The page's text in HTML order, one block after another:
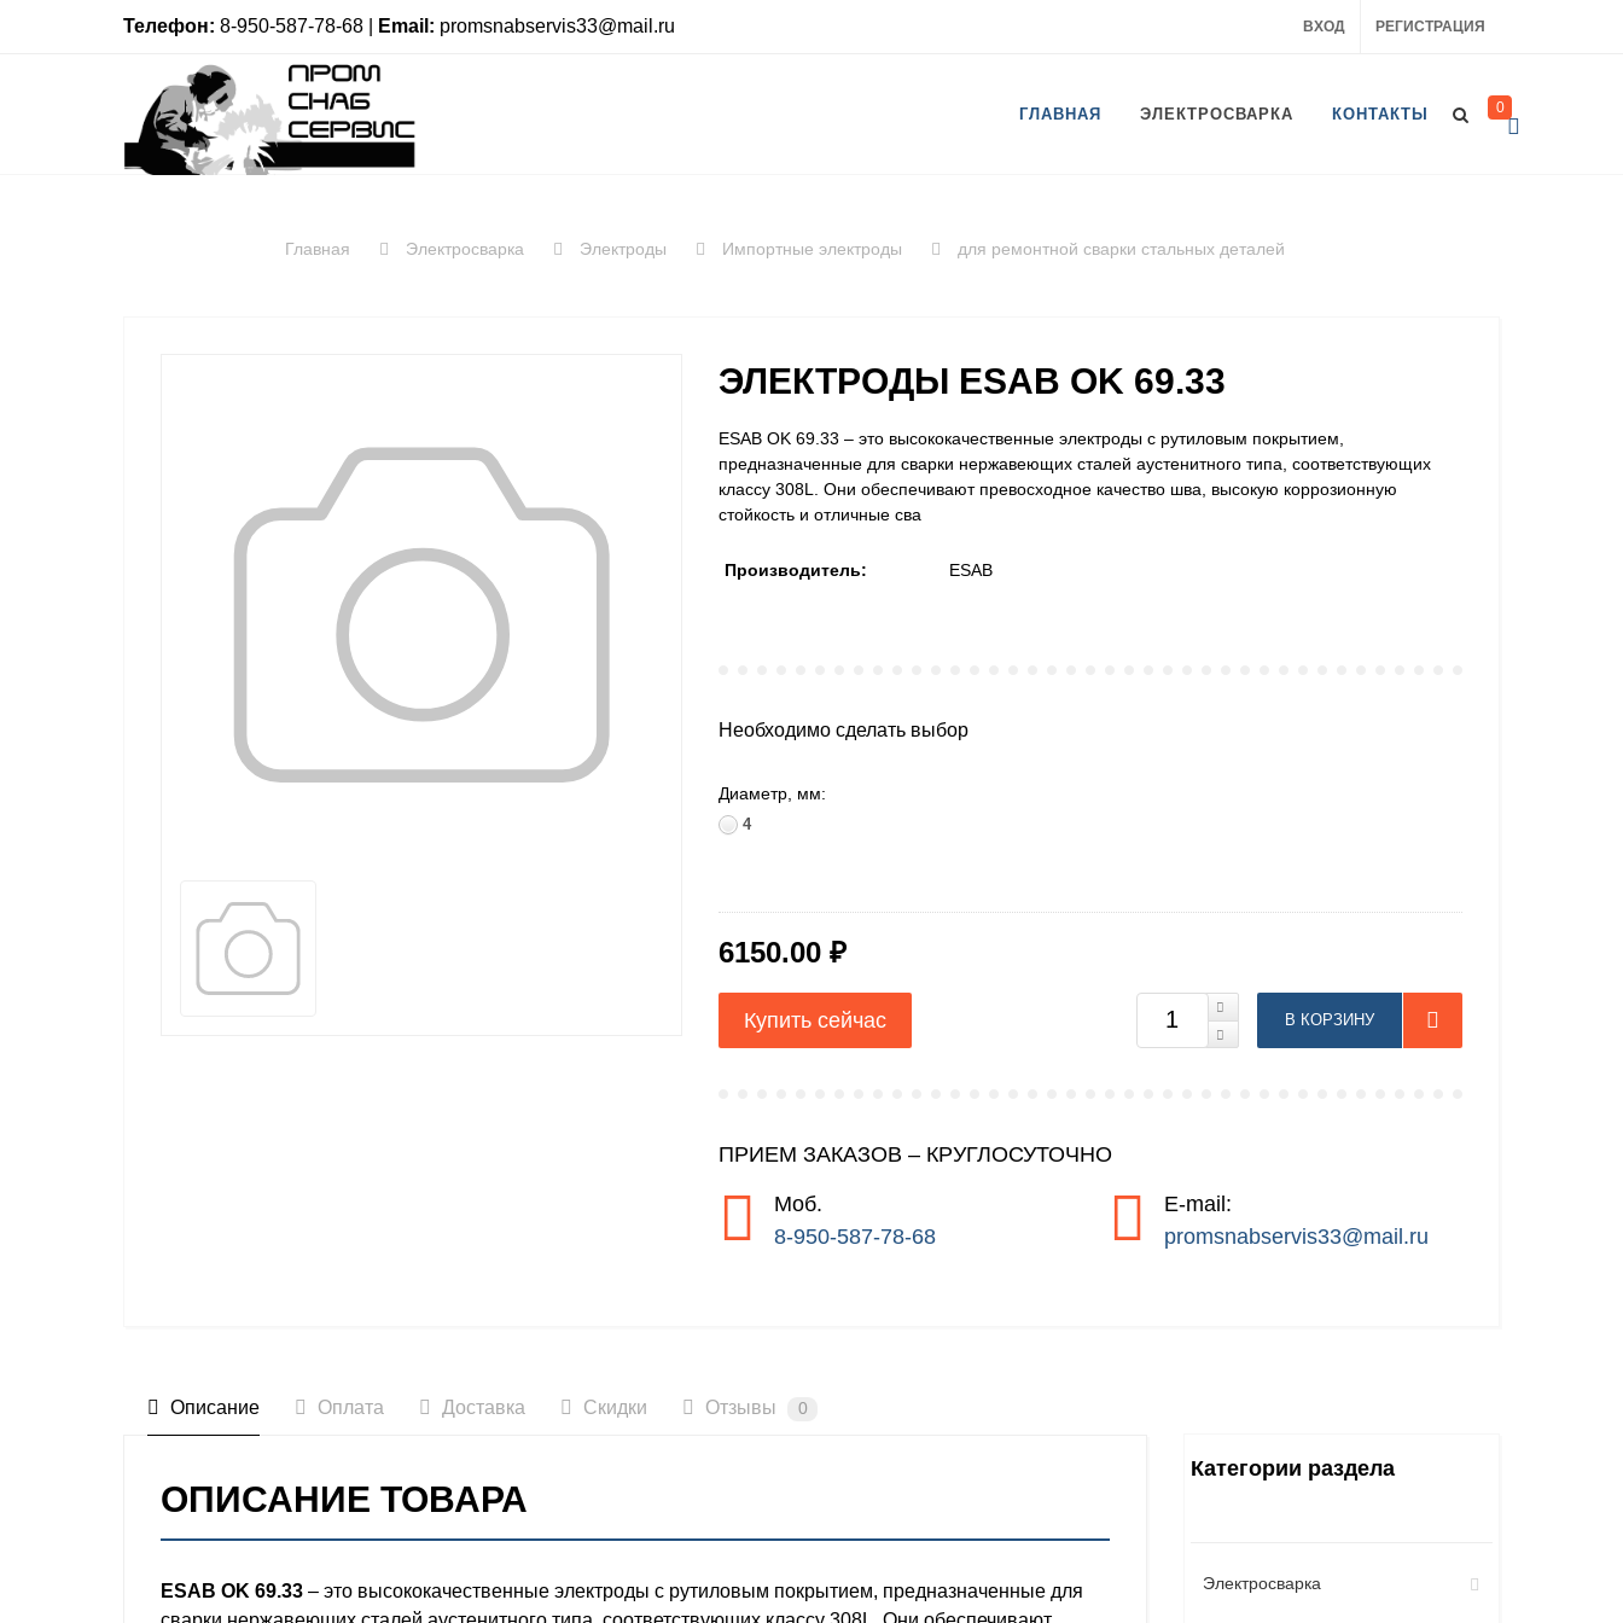
Телефон: 8-950-587-78-68 | Email: promsnabservis33@mail.ru ВХОД РЕГИСТРАЦИЯ
ГЛАВНАЯ ЭЛЕКТРОСВАРКА КОНТАКТЫ 0
Главная Электросварка Электроды Импортные электроды для ремонтной сварки стальных деталей
ЭЛЕКТРОДЫ ESAB OK 69.33
ESAB OK 69.33 – это высококачественные электроды с рутиловым покрытием,
предназначенные для сварки нержавеющих сталей аустенитного типа, соответствующих
классу 308L. Они обеспечивают превосходное качество шва, высокую коррозионную
стойкость и отличные сва
Производитель: ESAB
Необходимо сделать выбор
Диаметр, мм:
4
6150.00 ₽
ПРИЕМ ЗАКАЗОВ – КРУГЛОСУТОЧНО
Моб.
8-950-587-78-68
E-mail:
promsnabservis33@mail.ru
Описание Оплата Доставка Скидки Отзывы 0
ОПИСАНИЕ ТОВАРА
ESAB OK 69.33 – это высококачественные электроды с рутиловым покрытием, предназначенные для
Категории раздела
Электросварка